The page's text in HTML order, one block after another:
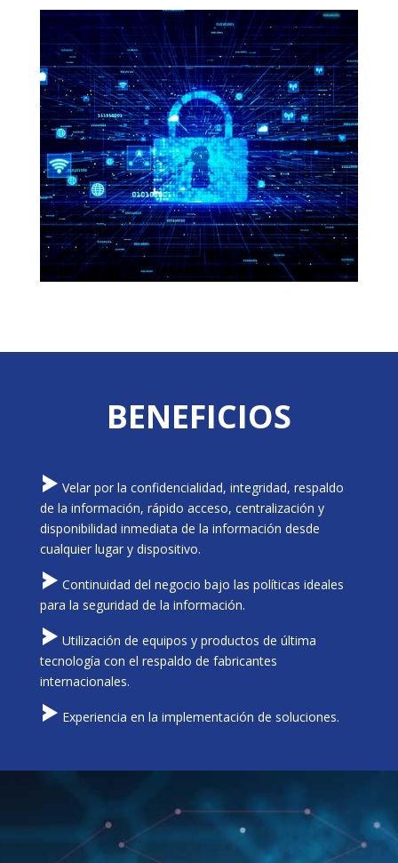
BENEFICIOS
Velar por la confidencialidad, integridad, respaldo
de la información, rápido acceso, centralización y
disponibilidad inmediata de la información desde
cualquier lugar y dispositivo.
Continuidad del negocio bajo las políticas ideales
para la seguridad de la información.
Utilización de equipos y productos de última
tecnología con el respaldo de fabricantes
internacionales.
Experiencia en la implementación de soluciones.